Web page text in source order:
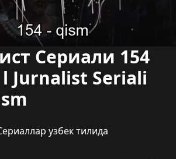
Сериали 154
Jurnalist Seriali
узбек тилида